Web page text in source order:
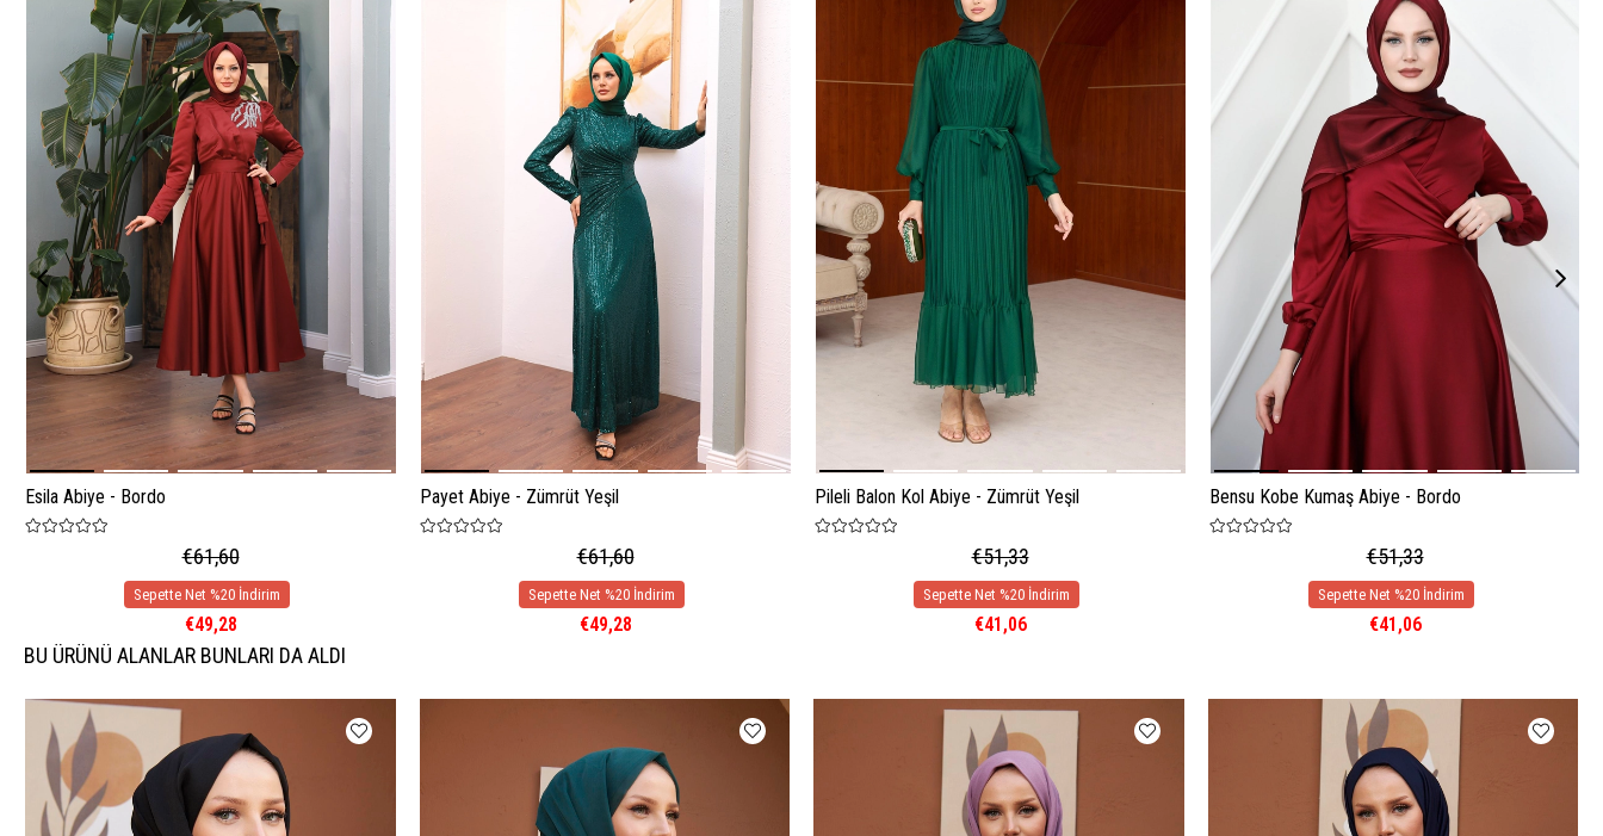
Esila Abiye - Bordo
€61,60
€49,28
Payet Abiye - Zümrüt Yeşil
€61,60
€49,28
Pileli Balon Kol Abiye - Zümrüt Yeşil
€51,33
€41,06
Bensu Kobe Kumaş Abiye - Bordo
€51,33
€41,06
BU ÜRÜNÜ ALANLAR BUNLARI DA ALDI